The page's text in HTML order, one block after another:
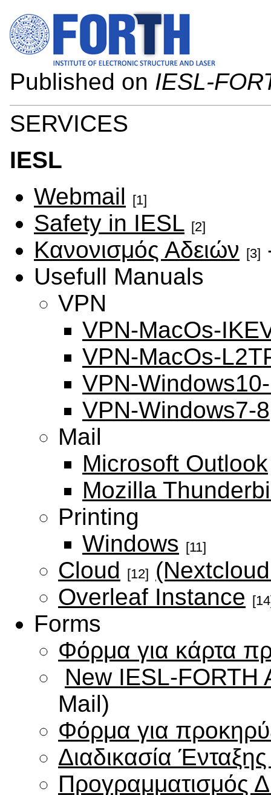
Published on IESL-
SERVICES
IESL
Webmail [1]
Safety in IESL [2]
Κανονισμός Αδειών [3]
Usefull Manuals
VPN
VPN-MacOs-
VPN-MacOs-
VPN-
VPN-Windows7-8
Mail
Microsoft Outlook
Mozilla
Printing
Windows [11]
Cloud [12]
Overleaf Instance
Forms
Φόρμα για κάρτα
New IESL-FORTH
Mail)
Φόρμα για
Διαδικασία
Προγραμματισμός